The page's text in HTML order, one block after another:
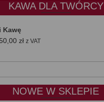
KAWA DLA TWÓRCY
Kawę
50,00 złZakres
od
do
50,00 zł
z VAT
NOWE W SKLEPIE